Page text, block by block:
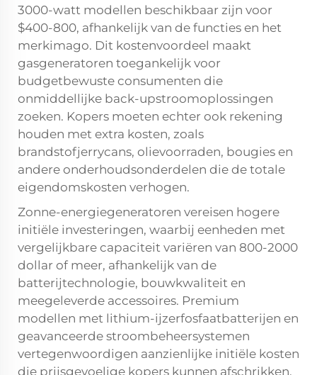
3000-watt modellen beschikbaar zijn voor
$400-800, afhankelijk van de functies en het
merkimago. Dit kostenvoordeel maakt
gasgeneratoren toegankelijk voor
budgetbewuste consumenten die
onmiddellijke back-upstroomoplossingen
zoeken. Kopers moeten echter ook rekening
houden met extra kosten, zoals
brandstofjerrycans, olievoorraden, bougies en
andere onderhoudsonderdelen die de totale
eigendomskosten verhogen.
Zonne-energiegeneratoren vereisen hogere
initiële investeringen, waarbij eenheden met
vergelijkbare capaciteit variëren van 800-2000
dollar of meer, afhankelijk van de
batterijtechnologie, bouwkwaliteit en
meegeleverde accessoires. Premium
modellen met lithium-ijzerfosfaatbatterijen en
geavanceerde stroombeheersystemen
vertegenwoordigen aanzienlijke initiële kosten
die prijsgevoelige kopers kunnen afschrikken.